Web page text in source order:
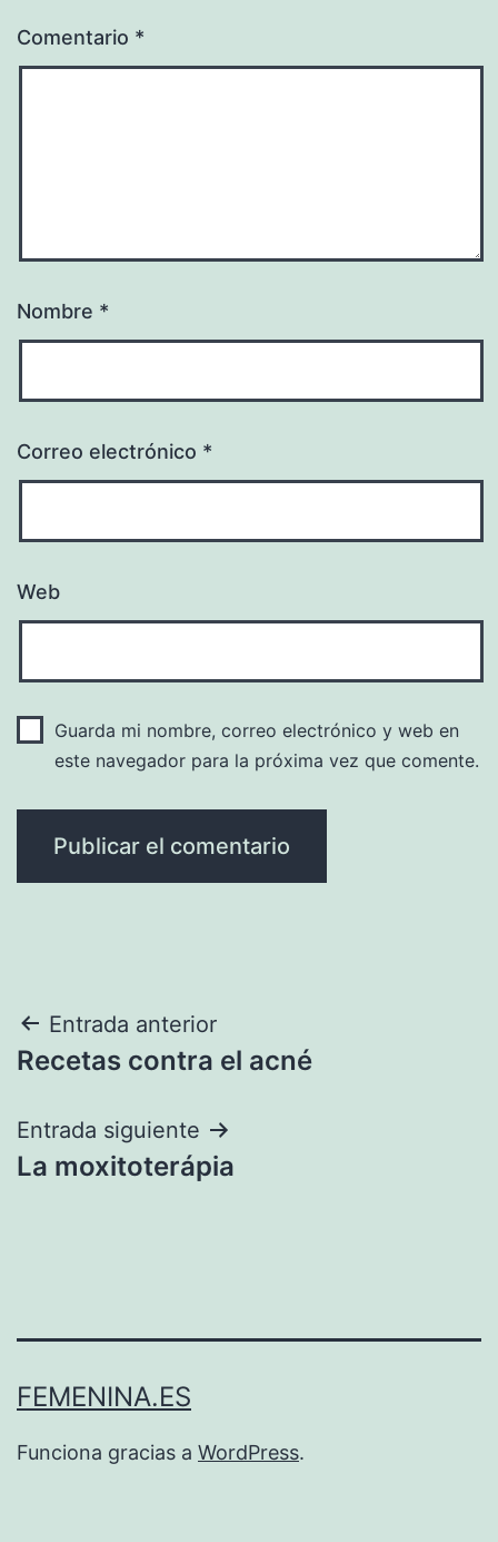
Comentario *
Nombre *
Correo electrónico *
Web
Guarda mi nombre, correo electrónico y web en
este navegador para la próxima vez que comente.
Navegación
de
entradas
Entrada anterior
Recetas contra el acné
Entrada siguiente
La moxitoterápia
FEMENINA.ES
Funciona gracias a WordPress.